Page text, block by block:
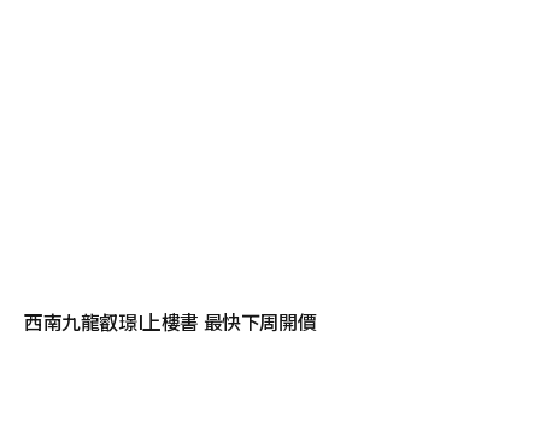
西南九龍叡璟I上樓書 最快下周開價